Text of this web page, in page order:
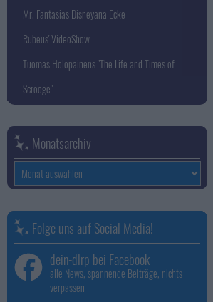
Mr. Fantasias Disneyana Ecke
Rubeus' VideoShow
Tuomas Holopainens "The Life and Times of
Scrooge"
Monatsarchiv
Monatsarchiv
Folge uns auf Social Media!
dein-dlrp bei Facebook
alle News, spannende Beiträge, nichts
verpassen